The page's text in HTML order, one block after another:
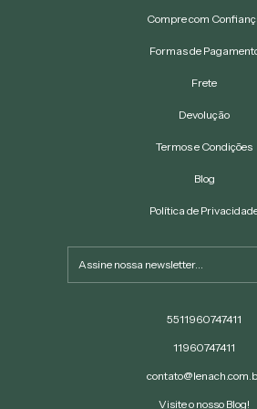
Compre com
Formas de
Frete
Devolução
Termos e Condições
Blog
Política de
5511960747411
11960747411
Visite o nosso Blog!